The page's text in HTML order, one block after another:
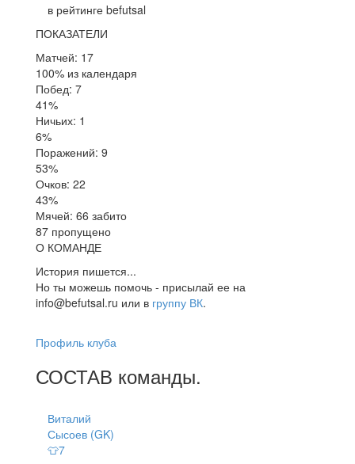
в рейтинге befutsal
ПОКАЗАТЕЛИ
Матчей: 17
100% из календаря
Побед: 7
41%
Ничьих: 1
6%
Поражений: 9
53%
Очков: 22
43%
Мячей: 66 забито
87 пропущено
О КОМАНДЕ
История пишется...
Но ты можешь помочь - присылай ее на
info@befutsal.ru или в группу ВК.
Профиль клуба
СОСТАВ команды.
Виталий
Сысоев (GK)
👕7